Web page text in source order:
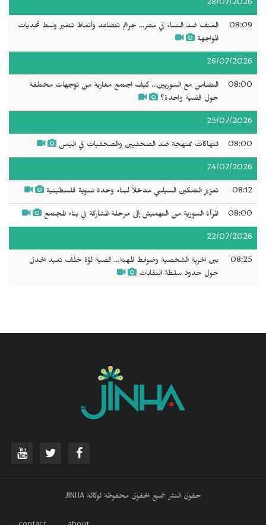
28/07/2026
08:09
العنف ضد النساء في مصر... جرائم تتصاعد وأنماط تتغير وسط تحديات
المواجهة
26/07/2026
08:00
التضامن مع السوريين... كيف اجتمع مغاربة من توجهات مختلفة
حول قضية واحدة؟
25/07/2026
08:00 انتهاكات ممنهجة ضد الصحفيين والصحفيات في اليمن
24/07/2026
08:12 تعزيز التمكين السياسي مدخلاً لبناء وحدة نسوية فلسطينية
08:00 المرأة السورية من التهميش إلى مرحلة المشاركة في بناء المجتمع
22/07/2026
08:25
بين الحرية الشخصية وضوابط المهنة... قضية لؤة خلف تعيد الجدل
حول حدود سلطة النقابات
حقوق النشر جميع الحقوق محفوظة لوكالة JINHA